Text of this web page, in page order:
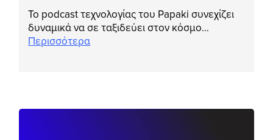
Το podcast τεχνολογίας του Papaki συνεχίζει
δυναμικά να σε ταξιδεύει στον κόσμο…
Περισσότερα